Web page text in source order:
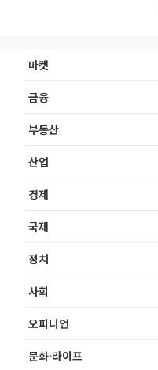
마켓
금융
부동산
산업
경제
국제
정치
사회
오피니언
문화·라이프